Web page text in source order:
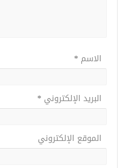
الاسم *
البريد الإلكتروني *
الموقع الإلكتروني